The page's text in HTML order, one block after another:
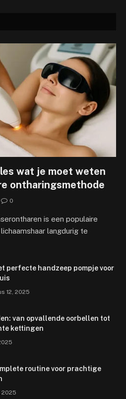
wat je moet weten
ontharingsmethode
0
is een populaire
langdurig te
perfecte handzeep pompje voor
12, 2025
van opvallende oorbellen tot
kettingen
routine voor prachtige
2025